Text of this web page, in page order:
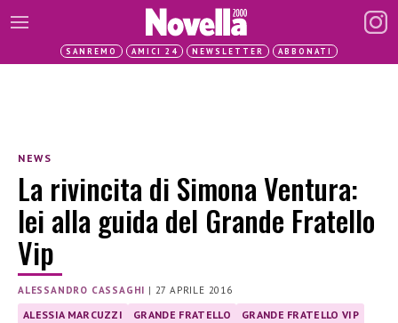
SANREMO AMICI 24 NEWSLETTER ABBONATI
NEWS
La rivincita di Simona Ventura:
lei alla guida del Grande Fratello
Vip
ALESSANDRO CASSAGHI | 27 APRILE 2016
ALESSIA MARCUZZI GRANDE FRATELLO
GRANDE FRATELLO VIP